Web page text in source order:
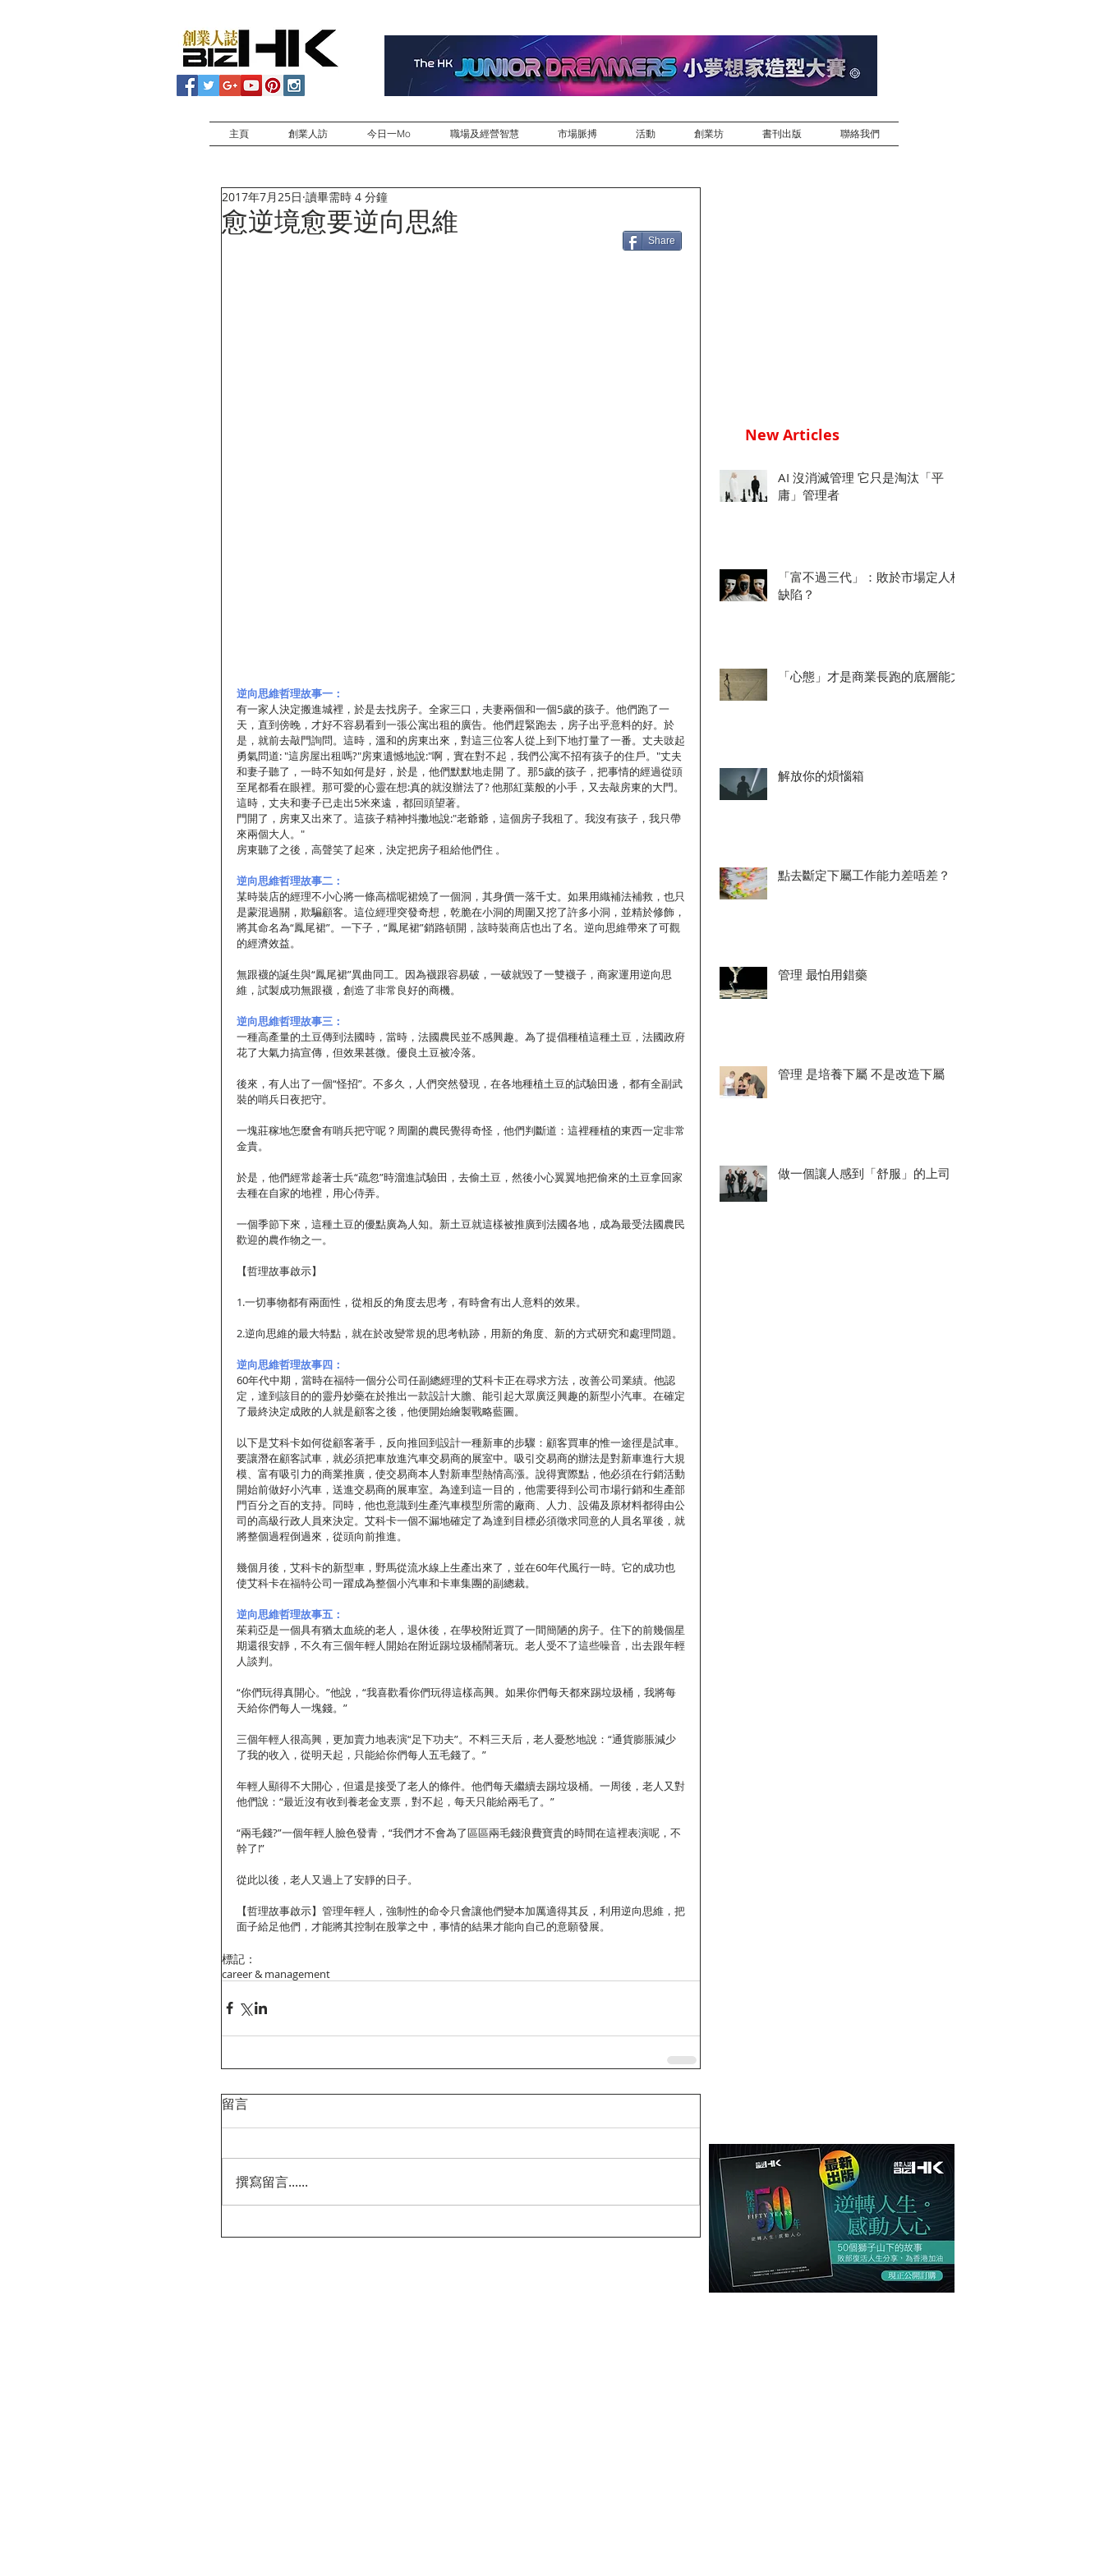
主頁 創業人訪 今日一Mo 職場及經營智慧 市場脈搏 活動 創業坊 書刊出版 聯絡我們
愈逆境愈要逆向思維
2017年7月25日 讀畢需時 4 分鐘
逆向思維哲理故事一：
有一家人決定搬進城裡，於是去找房子。全家三口，夫妻兩個和一個5歲的孩子。他們跑了一
天，直到傍晚，才好不容易看到一張公寓出租的廣告。他們趕緊跑去，房子出乎意料的好。於
是，就前去敲門詢問。這時，溫和的房東出來，對這三位客人從上到下地打量了一番。丈夫豉起
勇氣問道: "這房屋出租嗎?"房東遺憾地說:"啊，實在對不起，我們公寓不招有孩子的住戶。"丈夫
和妻子聽了，一時不知如何是好，於是，他們默默地走開 了。那5歲的孩子，把事情的經過從頭
至尾都看在眼裡。那可愛的心靈在想:真的就沒辦法了? 他那紅葉般的小手，又去敲房東的大門。
這時，丈夫和妻子已走出5米來遠，都回頭望著。
門開了，房東又出來了。這孩子精神抖擻地說:"老爺爺，這個房子我租了。我沒有孩子，我只帶
來兩個大人。"
房東聽了之後，高聲笑了起來，決定把房子租給他們住 。
逆向思維哲理故事二：
某時裝店的經理不小心將一條高檔呢裙燒了一個洞，其身價一落千丈。如果用織補法補救，也只
是蒙混過關，欺騙顧客。這位經理突發奇想，乾脆在小洞的周圍又挖了許多小洞，並精於修飾，
將其命名為“鳳尾裙”。一下子，“鳳尾裙”銷路頓開，該時裝商店也出了名。逆向思維帶來了可觀
的經濟效益。
無跟襪的誕生與“鳳尾裙”異曲同工。因為襪跟容易破，一破就毀了一雙襪子，商家運用逆向思
維，試製成功無跟襪，創造了非常良好的商機。
逆向思維哲理故事三：
一種高產量的土豆傳到法國時，當時，法國農民並不感興趣。為了提倡種植這種土豆，法國政府
花了大氣力搞宣傳，但效果甚微。優良土豆被冷落。
後來，有人出了一個“怪招”。不多久，人們突然發現，在各地種植土豆的試驗田邊，都有全副武
裝的哨兵日夜把守。
一塊莊稼地怎麼會有哨兵把守呢？周圍的農民覺得奇怪，他們判斷道：這裡種植的東西一定非常
金貴。
於是，他們經常趁著士兵“疏忽”時溜進試驗田，去偷土豆，然後小心翼翼地把偷來的土豆拿回家
去種在自家的地裡，用心侍弄。
一個季節下來，這種土豆的優點廣為人知。新土豆就這樣被推廣到法國各地，成為最受法國農民
歡迎的農作物之一。
【哲理故事啟示】
1.一切事物都有兩面性，從相反的角度去思考，有時會有出人意料的效果。
2.逆向思維的最大特點，就在於改變常規的思考軌跡，用新的角度、新的方式研究和處理問題。
逆向思維哲理故事四：
60年代中期，當時在福特一個分公司任副總經理的艾科卡正在尋求方法，改善公司業績。他認
定，達到該目的的靈丹妙藥在於推出一款設計大膽、能引起大眾廣泛興趣的新型小汽車。在確定
了最終決定成敗的人就是顧客之後，他便開始繪製戰略藍圖。
以下是艾科卡如何從顧客著手，反向推回到設計一種新車的步驟：顧客買車的惟一途徑是試車。
要讓潛在顧客試車，就必須把車放進汽車交易商的展室中。吸引交易商的辦法是對新車進行大規
模、富有吸引力的商業推廣，使交易商本人對新車型熱情高漲。說得實際點，他必須在行銷活動
開始前做好小汽車，送進交易商的展車室。為達到這一目的，他需要得到公司市場行銷和生產部
門百分之百的支持。同時，他也意識到生產汽車模型所需的廠商、人力、設備及原材料都得由公
司的高級行政人員來決定。艾科卡一個不漏地確定了為達到目標必須徵求同意的人員名單後，就
將整個過程倒過來，從頭向前推進。
幾個月後，艾科卡的新型車，野馬從流水線上生產出來了，並在60年代風行一時。它的成功也
使艾科卡在福特公司一躍成為整個小汽車和卡車集團的副總裁。
逆向思維哲理故事五：
茱莉亞是一個具有猶太血統的老人，退休後，在學校附近買了一間簡陋的房子。住下的前幾個星
期還很安靜，不久有三個年輕人開始在附近踢垃圾桶鬧著玩。老人受不了這些噪音，出去跟年輕
人談判。
“你們玩得真開心。”他說，“我喜歡看你們玩得這樣高興。如果你們每天都來踢垃圾桶，我將每
天給你們每人一塊錢。”
三個年輕人很高興，更加賣力地表演“足下功夫”。不料三天后，老人憂愁地說：“通貨膨脹減少
了我的收入，從明天起，只能給你們每人五毛錢了。”
年輕人顯得不大開心，但還是接受了老人的條件。他們每天繼續去踢垃圾桶。一周後，老人又對
他們說：“最近沒有收到養老金支票，對不起，每天只能給兩毛了。”
“兩毛錢?”一個年輕人臉色發青，“我們才不會為了區區兩毛錢浪費寶貴的時間在這裡表演呢，不
幹了!”
從此以後，老人又過上了安靜的日子。
【哲理故事啟示】管理年輕人，強制性的命令只會讓他們變本加厲適得其反，利用逆向思維，把
面子給足他們，才能將其控制在股掌之中，事情的結果才能向自己的意願發展。
標記：
career & management
留言
撰寫留言......
Share
New Articles
AI 沒消滅管理 它只是淘汰「平
庸」管理者
「富不過三代」：敗於市場定人格
缺陷？
「心態」才是商業長跑的底層能力
解放你的煩惱箱
點去斷定下屬工作能力差唔差？
管理 最怕用錯藥
管理 是培養下屬 不是改造下屬
做一個讓人感到「舒服」的上司